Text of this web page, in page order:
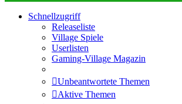
Schnellzugriff
Releaseliste
Village Spiele
Userlisten
Gaming-Village Magazin
Unbeantwortete Themen
Aktive Themen